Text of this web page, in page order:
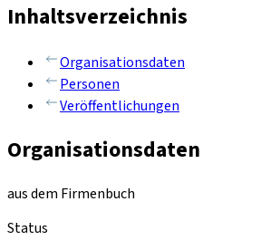
Inhaltsverzeichnis
Organisationsdaten
Personen
Veröffentlichungen
Organisationsdaten
aus dem Firmenbuch
Status